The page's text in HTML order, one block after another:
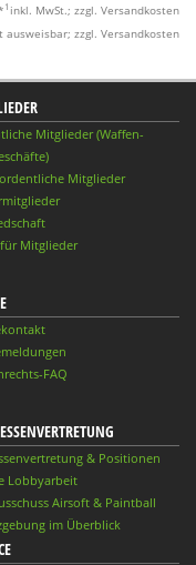
1 inkl. MwSt.; zzgl. Versandkosten
zzgl. Versandkosten
Mitglieder (Waffen-
Mitglieder
Mitglieder
FAQ
& Positionen
Lobbyarbeit
Airsoft & Paintball
im Überblick